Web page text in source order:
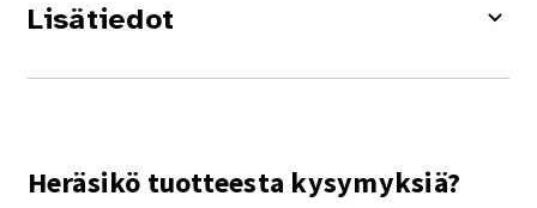
Lisätiedot
Heräsikö tuotteesta kysymyksiä?